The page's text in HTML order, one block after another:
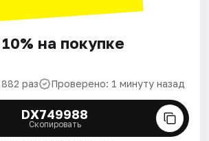
на покупке
раз Проверено: 1 минуту назад
DX749988
Скопировать